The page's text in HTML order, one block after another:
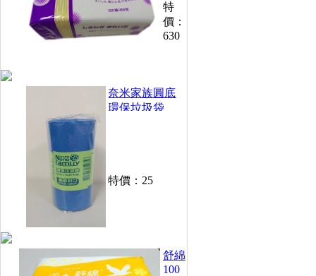
衛生
紙
200
箱)
特
價：
630
奈米家族圓底
環保垃圾袋
特價： 25
舒綿
100